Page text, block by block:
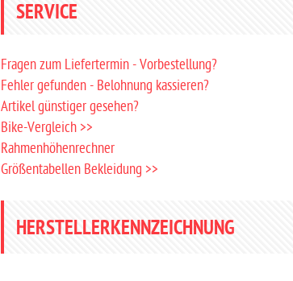
SERVICE
Fragen zum Liefertermin - Vorbestellung?
Fehler gefunden - Belohnung kassieren?
Artikel günstiger gesehen?
Bike-Vergleich >>
Rahmenhöhenrechner
Größentabellen Bekleidung >>
HERSTELLERKENNZEICHNUNG